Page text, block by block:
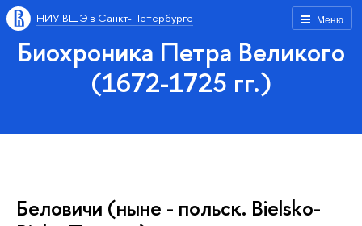
Меню
НИУ ВШЭ в Санкт-Петербурге
Биохроника Петра Великого
(1672-1725 гг.)
Беловичи (ныне - польск. Bielsko-